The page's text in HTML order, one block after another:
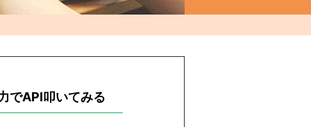
でAPI叩いてみる